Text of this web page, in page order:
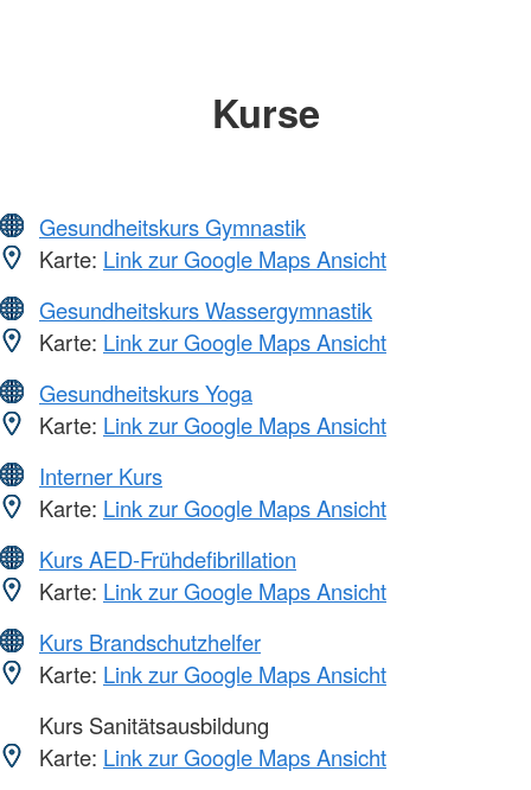
Kurse
Gesundheitskurs Gymnastik
Karte: Link zur Google Maps Ansicht
Gesundheitskurs Wassergymnastik
Karte: Link zur Google Maps Ansicht
Gesundheitskurs Yoga
Karte: Link zur Google Maps Ansicht
Interner Kurs
Karte: Link zur Google Maps Ansicht
Kurs AED-Frühdefibrillation
Karte: Link zur Google Maps Ansicht
Kurs Brandschutzhelfer
Karte: Link zur Google Maps Ansicht
Kurs Sanitätsausbildung
Karte: Link zur Google Maps Ansicht